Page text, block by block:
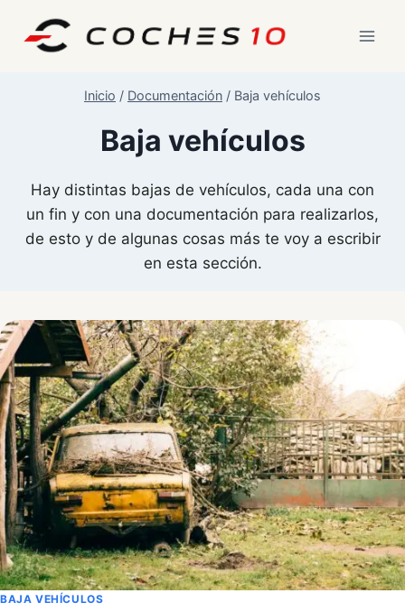
Inicio / Documentación / Baja vehículos
Baja vehículos
Hay distintas bajas de vehículos, cada una con
un fin y con una documentación para realizarlos,
de esto y de algunas cosas más te voy a escribir
en esta sección.
BAJA VEHÍCULOS